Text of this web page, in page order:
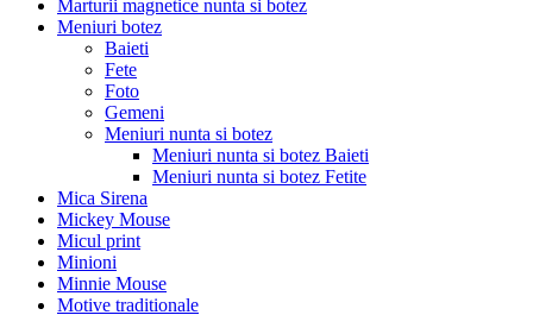
Marturii magnetice nunta si botez
Meniuri botez
Baieti
Fete
Foto
Gemeni
Meniuri nunta si botez
Meniuri nunta si botez Baieti
Meniuri nunta si botez Fetite
Mica Sirena
Mickey Mouse
Micul print
Minioni
Minnie Mouse
Motive traditionale